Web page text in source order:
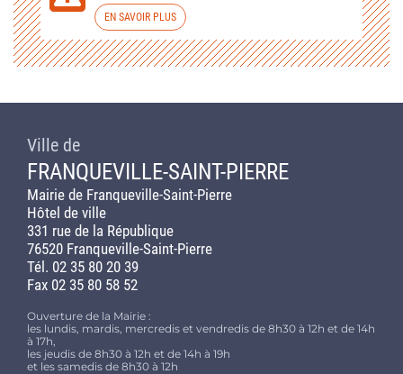
EN SAVOIR PLUS
Ville de
FRANQUEVILLE-SAINT-PIERRE
Mairie de Franqueville-Saint-Pierre
Hôtel de ville
331 rue de la République
76520 Franqueville-Saint-Pierre
Tél. 02 35 80 20 39
Fax 02 35 80 58 52
Ouverture de la Mairie :
les lundis, mardis, mercredis et vendredis de 8h30 à 12h et de 14h
à 17h,
les jeudis de 8h30 à 12h et de 14h à 19h
et les samedis de 8h30 à 12h